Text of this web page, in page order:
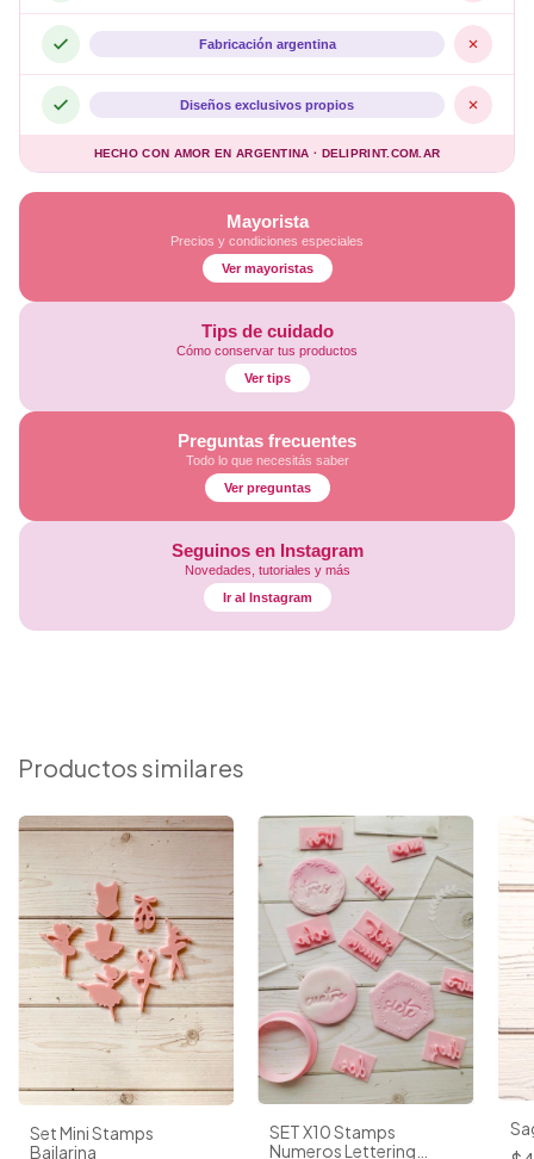
Mayorista
Precios y condiciones especiales
Ver mayoristas
Tips de cuidado
Cómo conservar tus productos
Ver tips
Preguntas frecuentes
Todo lo que necesitás saber
Ver preguntas
Seguinos en Instagram
Novedades, tutoriales y más
Ir al Instagram
Fabricación argentina
Diseños exclusivos propios
HECHO CON AMOR EN ARGENTINA · DELIPRINT.COM.AR
Productos similares
Set Mini Stamps
Bailarina
SET X10 Stamps
Numeros Lettering